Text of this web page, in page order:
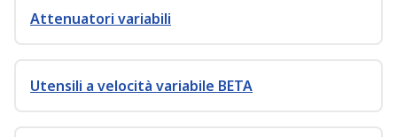
Attenuatori variabili
Utensili a velocità variabile BETA